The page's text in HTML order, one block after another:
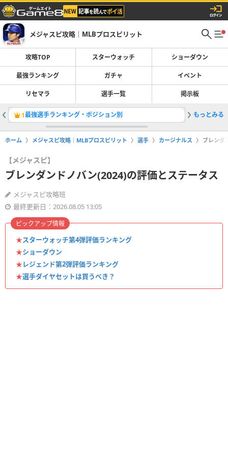
メジャスピ攻略｜MLBプロスピリット
攻略TOP スターウォッチ ショーダウン
最強ランキング ガチャ イベント
リセマラ 選手一覧 掲示板
1最強選手ランキング・ポジション別 2スター
もっとみる
ホーム メジャスピ攻略｜MLBプロスピリット 選手 カージナルス ブレンダ
【メジャスピ】
ブレンダンドノバン(2024)の評価とステータス
メジャスピ攻略班
最終更新日：2026.08.05 13:05
★スターウォッチ第4弾評価ランキング
★ショーダウン
★レジェンド第2弾評価ランキング
★選手ダイヤセットは買うべき？
ピックアップ情報